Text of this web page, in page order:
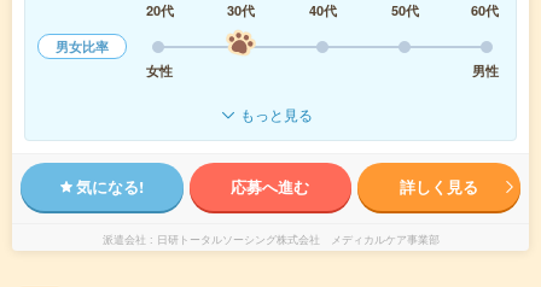
20代
30代 40代 50代
60代
男女比率
女性
男性
もっと見る
気になる! 応募へ進む 詳しく見る
派遣会社 日研トータルソーシング株式会社 メディカルケア事業部